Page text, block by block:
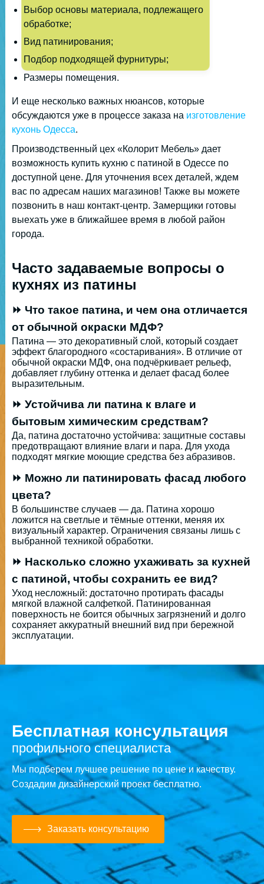
Выбор основы материала, подлежащего
обработке;
Вид патинирования;
Подбор подходящей фурнитуры;
Размеры помещения.
И еще несколько важных нюансов, которые
обсуждаются уже в процессе заказа на изготовление
кухонь Одесса.
Производственный цех «Колорит Мебель» дает
возможность купить кухню с патиной в Одессе по
доступной цене. Для уточнения всех деталей, ждем
вас по адресам наших магазинов! Также вы можете
позвонить в наш контакт-центр. Замерщики готовы
выехать уже в ближайшее время в любой район
города.
Часто задаваемые вопросы о
кухнях из патины
⏩ Что такое патина, и чем она отличается
от обычной окраски МДФ?
Патина — это декоративный слой, который создает
эффект благородного «состаривания». В отличие от
обычной окраски МДФ, она подчёркивает рельеф,
добавляет глубину оттенка и делает фасад более
выразительным.
⏩ Устойчива ли патина к влаге и
бытовым химическим средствам?
Да, патина достаточно устойчива: защитные составы
предотвращают влияние влаги и пара. Для ухода
подходят мягкие моющие средства без абразивов.
⏩ Можно ли патинировать фасад любого
цвета?
В большинстве случаев — да. Патина хорошо
ложится на светлые и тёмные оттенки, меняя их
визуальный характер. Ограничения связаны лишь с
выбранной техникой обработки.
⏩ Насколько сложно ухаживать за кухней
с патиной, чтобы сохранить ее вид?
Уход несложный: достаточно протирать фасады
мягкой влажной салфеткой. Патинированная
поверхность не боится обычных загрязнений и долго
сохраняет аккуратный внешний вид при бережной
эксплуатации.
Бесплатная консультация
профильного специалиста
Мы подберем лучшее решение по цене и качеству.
Создадим дизайнерский проект бесплатно.
Заказать консультацию